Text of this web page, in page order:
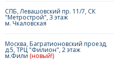
СПБ, Левашовский пр. 11/7, СК
"Метрострой", 3 этаж
м. Чкаловская
Москва, Багратионовский проезд,
д.5, ТРЦ "Филион", 2 этаж
м.Фили (новый!)